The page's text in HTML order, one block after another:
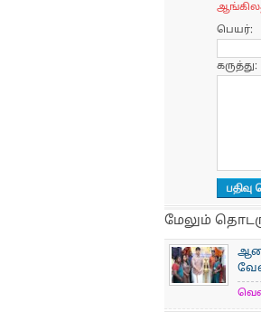
பெயர்:
கருத்து:
மேலும்